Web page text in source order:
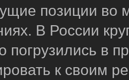
позиции во
В России
погрузились в
к своим